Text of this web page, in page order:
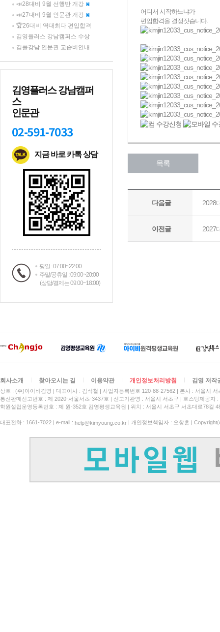
📣28대비 9월 선행반 개강
📣27대비 9월 인문관 개강
🏆26대비 역대최다 편입합격
김영플러스 강남캠퍼스 수상
김플강남 인문관 교습비안내
김영플러스 강남캠퍼
스
인문관
02-591-7033
지금 바로 카톡 상담
평일 : 07:00~22:00
주말/공휴일 : 09:00~20:00
(상담/결제는 09:00~18:00)
회사소개 찾아오시는 길 이용약관 개인정보처리방침 김영 저작
상호 : (주)아이비김영 대표이사 : 김석철 사업자등록번호 120-88-27562
본사 : 서울시
통신판매신고번호 : 제 2020-서울서초-3437호
신고기관명 : 서울시 서초구
호스팅제공자
학원설립운영등록번호 : 제 원-352호 김영평생교육원 | 위치 : 서울시 서초구 서초대로78길
대표전화 : 1661-7022 | e-mail : help@kimyoung.co.kr | 개인정보책임자 : 오창훈 |